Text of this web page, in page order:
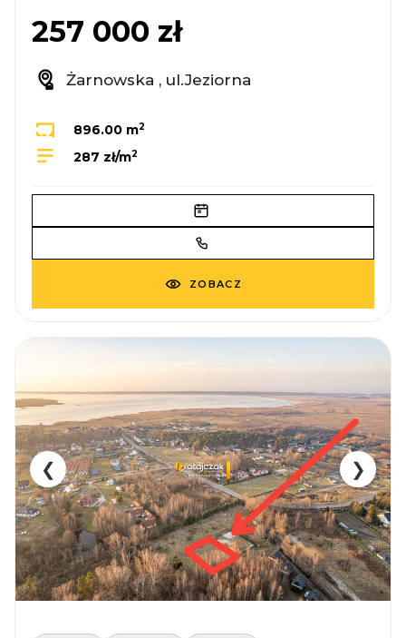
257 000 zł
Żarnowska , ul.Jeziorna
896.00 m2
287 zł/m2
ZOBACZ
❮ ❯